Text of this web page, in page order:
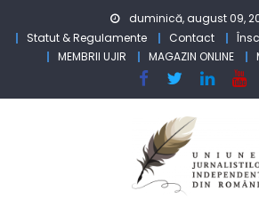
duminică, august 09,
Statut & Regulamente
Contact
MEMBRII UJIR
MAGAZIN ONLINE